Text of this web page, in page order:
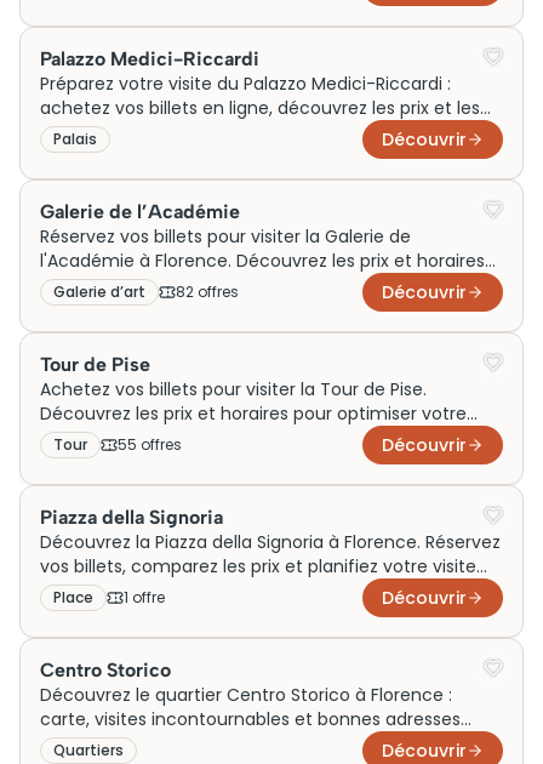
Palazzo Medici-Riccardi
Préparez votre visite du Palazzo Medici-Riccardi :
achetez vos billets en ligne, découvrez les prix et les
horaires pour profiter pleinement du site.
Palais Découvrir
Galerie de l’Académie
Réservez vos billets pour visiter la Galerie de
l'Académie à Florence. Découvrez les prix et horaires
pour une visite inoubliable!
Galerie d’art 82 offres Découvrir
Tour de Pise
Achetez vos billets pour visiter la Tour de Pise.
Découvrez les prix et horaires pour optimiser votre
visite. Expérience inoubliable garantie!
Tour 55 offres Découvrir
Piazza della Signoria
Découvrez la Piazza della Signoria à Florence. Réservez
vos billets, comparez les prix et planifiez votre visite
dès maintenant !
Place 1 offre Découvrir
Centro Storico
Découvrez le quartier Centro Storico à Florence :
carte, visites incontournables et bonnes adresses
pour une visite inoubliable.
Quartiers Découvrir